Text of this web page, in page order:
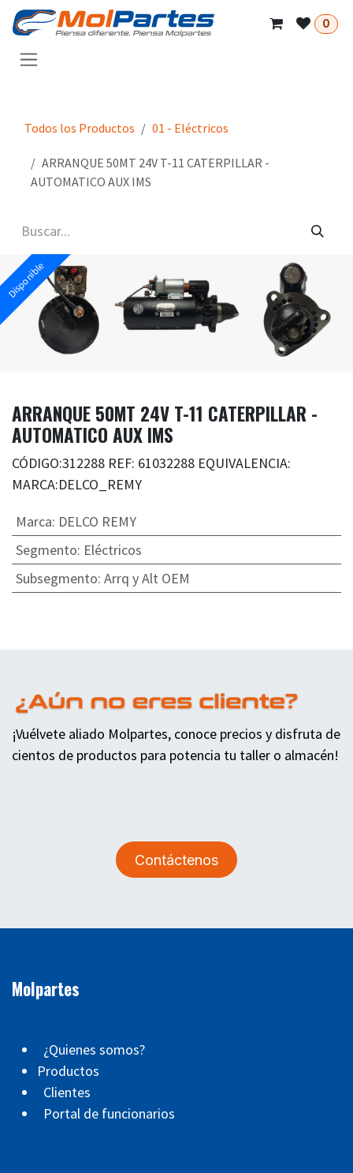
Ir al contenido
0
Todos los Productos 01 - Eléctricos
ARRANQUE 50MT 24V T-11 CATERPILLAR -
AUTOMATICO AUX IMS
Disponible
ARRANQUE 50MT 24V T-11 CATERPILLAR -
AUTOMATICO AUX IMS
CÓDIGO:312288 REF: 61032288 EQUIVALENCIA:
MARCA:DELCO_REMY
Marca: DELCO REMY
Segmento: Eléctricos
Subsegmento: Arrq y Alt OEM
¡Vuélvete aliado Molpartes, conoce precios y disfruta de
cientos de productos para potencia tu taller o almacén!
Contáctenos
Molpartes
¿Quienes somos?
Productos
Clientes
Portal de funcionarios